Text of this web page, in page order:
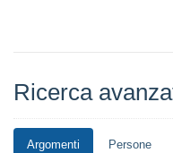
Ricerca
Argomenti Persone